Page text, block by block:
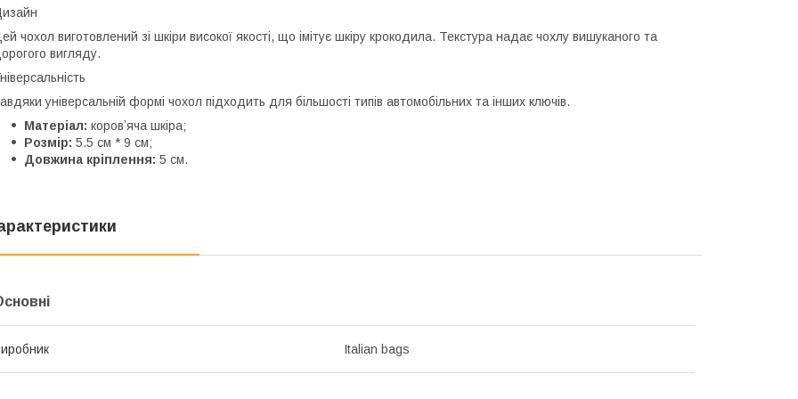
чохол виготовлений зі шкіри високої якості, що імітує шкіру крокодила. Текстура надає чохлу вишуканого та
вигляду.
універсальній формі чохол підходить для більшості типів автомобільних та інших ключів.
Матеріал: коровʼяча шкіра;
Розмір: 5.5 см * 9 см;
Довжина кріплення: 5 см.
Italian bags